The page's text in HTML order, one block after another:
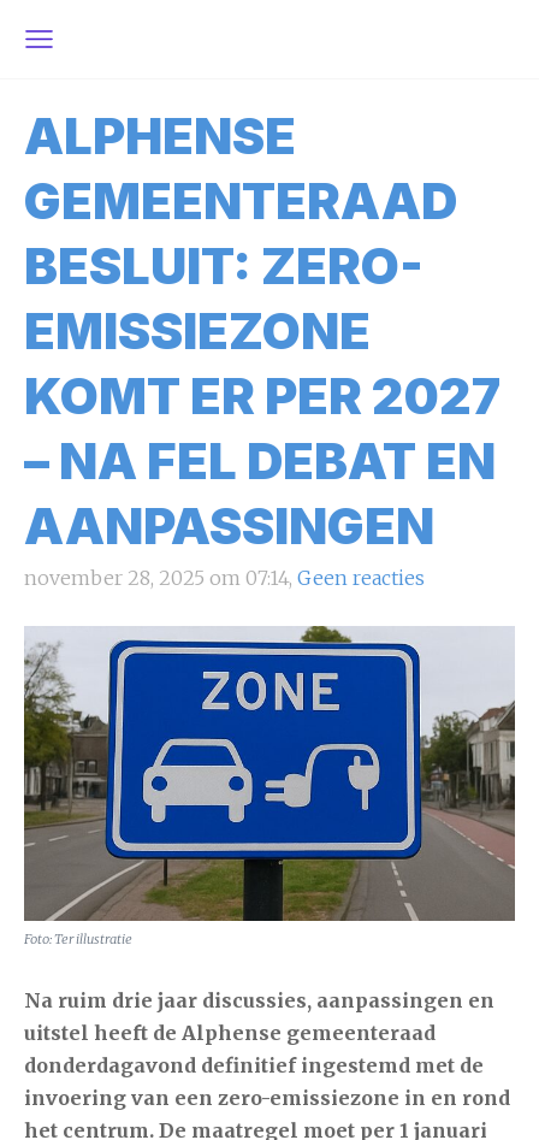
ALPHENSE
GEMEENTERAAD
BESLUIT: ZERO-
EMISSIEZONE
KOMT ER PER 2027
– NA FEL DEBAT EN
AANPASSINGEN
november 28, 2025 om 07:14, Geen reacties
Foto: Ter illustratie
Na ruim drie jaar discussies, aanpassingen en
uitstel heeft de Alphense gemeenteraad
donderdagavond definitief ingestemd met de
invoering van een zero-emissiezone in en rond
het centrum. De maatregel moet per 1 januari